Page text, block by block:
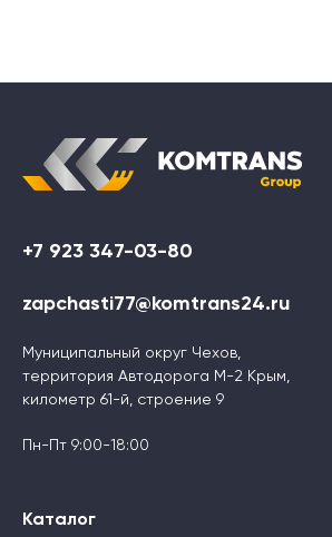
+7 923 347-03-80
zapchasti77@komtrans24.ru
Муниципальный округ Чехов,
территория Автодорога М-2 Крым,
километр 61-й, строение 9
Пн-Пт 9:00-18:00
Каталог